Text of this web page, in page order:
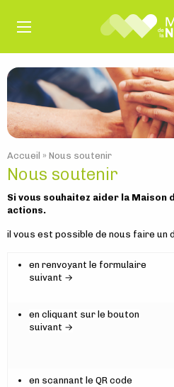
Accueil » Nous soutenir
Nous soutenir
Si vous souhaitez aider la Maison
actions.
il vous est possible de nous faire un
en renvoyant le formulaire
suivant →
en cliquant sur le bouton
suivant →
en scannant le QR code